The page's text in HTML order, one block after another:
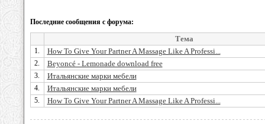
Последние сообщения с форума:
Тема
1. How To Give Your Partner A Massage Like A Professi...
2. Beyoncé - Lemonade download free
3. Итальянские марки мебели
4. Итальянские марки мебели
5. How To Give Your Partner A Massage Like A Professi...